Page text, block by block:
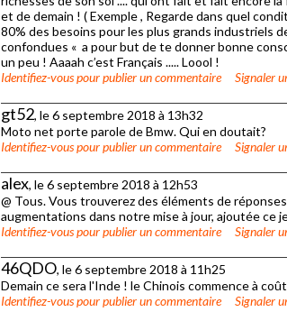
et de demain ! ( Exemple , Regarde dans quel
80% des besoins pour les plus grands industriels
confondues « a pour but de te donner bonne
un peu ! Aaaah c’est Français ..... Loool !
Identifiez-vouspour publier un commentaire Signaler
gt52, le 6 septembre 2018 à 13h32
Moto net porte parole de Bmw. Qui en doutait?
Identifiez-vouspour publier un commentaire Signaler
alex, le 6 septembre 2018 à 12h53
@ Tous. Vous trouverez des éléments de
augmentations dans notre mise à jour, ajoutée ce
Identifiez-vouspour publier un commentaire Signaler
46QDO, le 6 septembre 2018 à 11h25
Demain ce sera l'Inde ! le Chinois commence à
Identifiez-vouspour publier un commentaire Signaler